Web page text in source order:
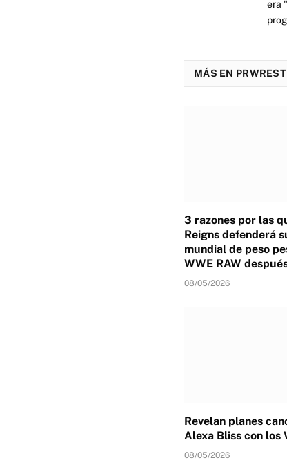
era
MÁS EN
3 razones por las
Reigns defenderá
mundial de peso
WWE RAW
08/05/2026
Revelan planes
Alexa Bliss con los
08/05/2026